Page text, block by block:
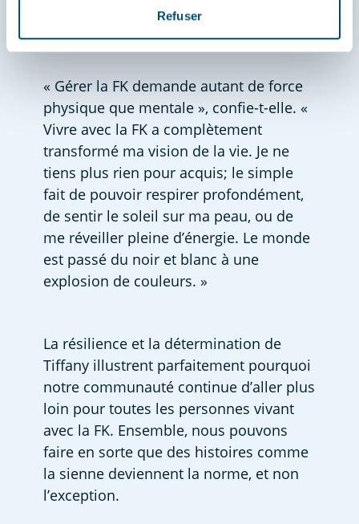
Refuser
affecte tout le corps.
« Gérer la FK demande autant de force
physique que mentale », confie-t-elle. «
Vivre avec la FK a complètement
transformé ma vision de la vie. Je ne
tiens plus rien pour acquis; le simple
fait de pouvoir respirer profondément,
de sentir le soleil sur ma peau, ou de
me réveiller pleine d’énergie. Le monde
est passé du noir et blanc à une
explosion de couleurs. »
La résilience et la détermination de
Tiffany illustrent parfaitement pourquoi
notre communauté continue d’aller plus
loin pour toutes les personnes vivant
avec la FK. Ensemble, nous pouvons
faire en sorte que des histoires comme
la sienne deviennent la norme, et non
l’exception.